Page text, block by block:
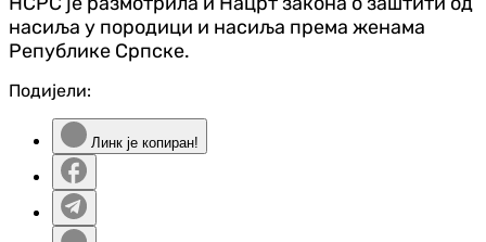
насиља у породици и насиља према женама
Републике Српске.
Подијели:
Линк је копиран!